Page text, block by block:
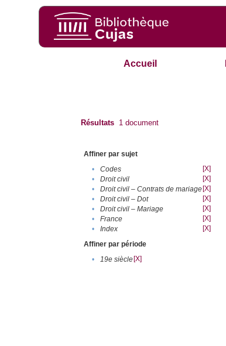
Accueil
Résultats 1 document
Affiner par sujet
•
Codes
[X]
•
Droit civil
[X]
•
Droit civil – Contrats de mariage[X]
•
Droit civil – Dot
[X]
•
Droit civil – Mariage
[X]
•
France
[X]
•
Index
[X]
Affiner par période
•
19e siècle[X]